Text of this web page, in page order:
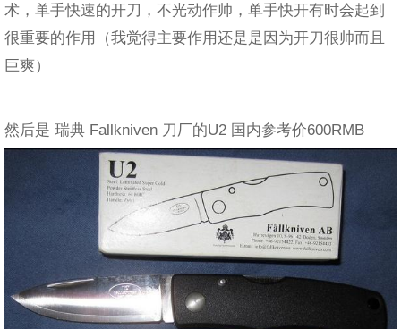
术，单手快速的开刀，不光动作帅，单手快开有时会起到
很重要的作用（我觉得主要作用还是是因为开刀很帅而且
巨爽）
然后是 瑞典 Fallkniven 刀厂的U2 国内参考价600RMB